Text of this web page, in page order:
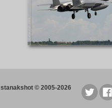
stanakshot © 2005-2026